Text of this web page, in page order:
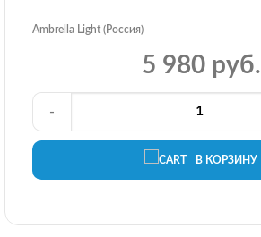
Ambrella Light (Россия)
5 980 руб.
В КОРЗИНУ
-